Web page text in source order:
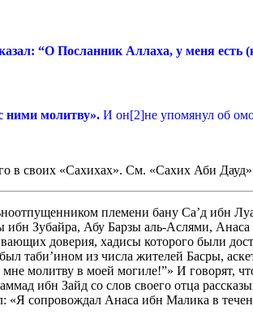
“О Посланник Аллаха, у меня есть
ними молитву». И он[2]не упомянул об
в своих «Сахихах». См. «Сахих Аби
племени бану Са’д ибн
ибн Зубайра, Абу Барзы аль-Аслями,
доверия, хадисы которого были
таби’ином из числа жителей Басры,
молитву в моей могиле!”» И говорят,
ибн Зайд со слов своего отца
сопровождал Анаса ибн Малика в